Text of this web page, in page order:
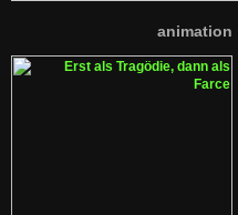
animation